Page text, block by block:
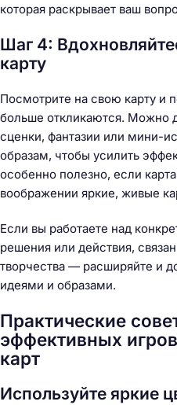
которая раскрывает ваш
Шаг 4:
карту
Посмотрите на свою карту и
больше откликаются. Можно
сценки, фантазии или мини-
образам, чтобы усилить
особенно полезно, если
воображении яркие, живые
Если вы работаете над
решения или действия,
творчества — расширяйте и
идеями и образами.
Практические
эффективных
карт
Используйте яркие